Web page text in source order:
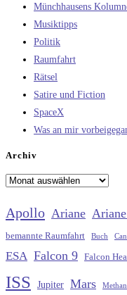
Münchhausens
Musiktipps
Politik
Raumfahrt
Rätsel
Satire und Fiction
SpaceX
Was an mir
Archiv
Archiv
Apollo Ariane
bemannte Raumfahrt Buch
ESA Falcon 9 Falcon
ISS Jupiter Mars Methan